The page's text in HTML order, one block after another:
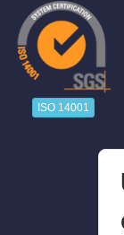
ISO 14001